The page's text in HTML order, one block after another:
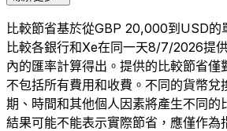
比較節省基於從GBP 20,000到USD的
比較各銀行和Xe在同一天8/7/2026提
內的匯率計算得出。提供的比較節省僅
不包括所有費用和收費。不同的貨幣兌
期、時間和其他個人因素將產生不同的
結果可能不能表示實際節省，應僅作為